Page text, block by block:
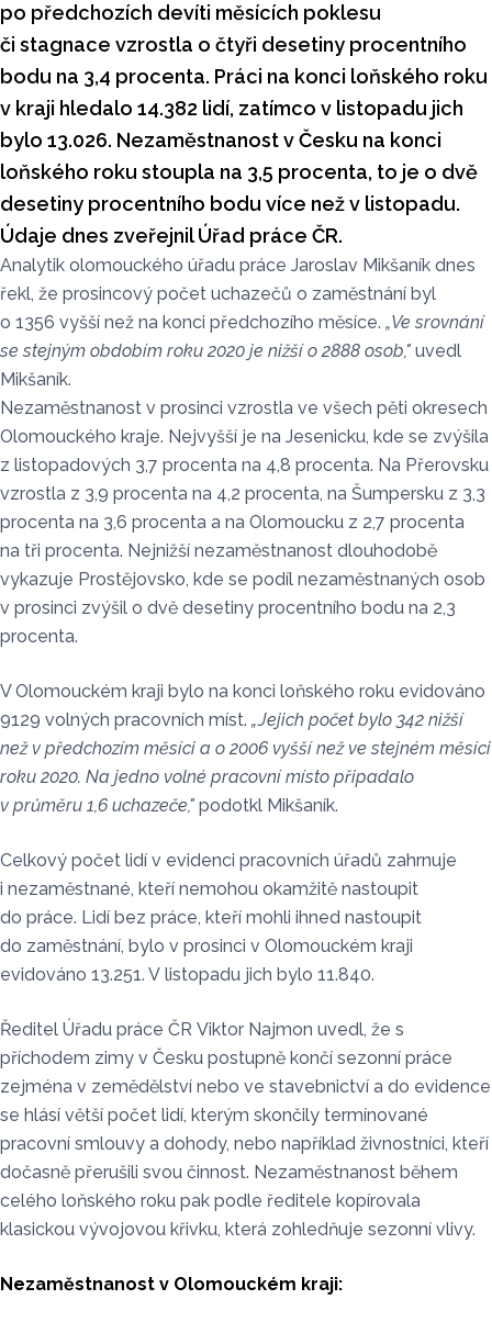
po předchozích devíti měsících poklesu
či stagnace vzrostla o čtyři desetiny procentního
bodu na 3,4 procenta. Práci na konci loňského roku
v kraji hledalo 14.382 lidí, zatímco v listopadu jich
bylo 13.026. Nezaměstnanost v Česku na konci
loňského roku stoupla na 3,5 procenta, to je o dvě
desetiny procentního bodu více než v listopadu.
Údaje dnes zveřejnil Úřad práce ČR.
Analytik olomouckého úřadu práce Jaroslav Mikšaník dnes
řekl, že prosincový počet uchazečů o zaměstnání byl
o 1356 vyšší než na konci předchozího měsíce. „Ve srovnání
se stejným obdobím roku 2020 je nižší o 2888 osob," uvedl
Mikšaník.
Nezaměstnanost v prosinci vzrostla ve všech pěti okresech
Olomouckého kraje. Nejvyšší je na Jesenicku, kde se zvýšila
z listopadových 3,7 procenta na 4,8 procenta. Na Přerovsku
vzrostla z 3,9 procenta na 4,2 procenta, na Šumpersku z 3,3
procenta na 3,6 procenta a na Olomoucku z 2,7 procenta
na tři procenta. Nejnižší nezaměstnanost dlouhodobě
vykazuje Prostějovsko, kde se podíl nezaměstnaných osob
v prosinci zvýšil o dvě desetiny procentního bodu na 2,3
procenta.
V Olomouckém kraji bylo na konci loňského roku evidováno
9129 volných pracovních míst. „Jejich počet bylo 342 nižší
než v předchozím měsíci a o 2006 vyšší než ve stejném měsíci
roku 2020. Na jedno volné pracovní místo připadalo
v průměru 1,6 uchazeče," podotkl Mikšaník.
Celkový počet lidí v evidenci pracovních úřadů zahrnuje
i nezaměstnané, kteří nemohou okamžitě nastoupit
do práce. Lidí bez práce, kteří mohli ihned nastoupit
do zaměstnání, bylo v prosinci v Olomouckém kraji
evidováno 13.251. V listopadu jich bylo 11.840.
Ředitel Úřadu práce ČR Viktor Najmon uvedl, že s
příchodem zimy v Česku postupně končí sezonní práce
zejména v zemědělství nebo ve stavebnictví a do evidence
se hlásí větší počet lidí, kterým skončily termínované
pracovní smlouvy a dohody, nebo například živnostníci, kteří
dočasně přerušili svou činnost. Nezaměstnanost během
celého loňského roku pak podle ředitele kopírovala
klasickou vývojovou křivku, která zohledňuje sezonní vlivy.
Nezaměstnanost v Olomouckém kraji: